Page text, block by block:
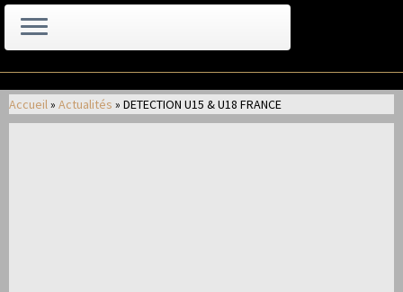
au
contenu
Accueil» Actualités » DETECTION U15 & U18 FRANCE